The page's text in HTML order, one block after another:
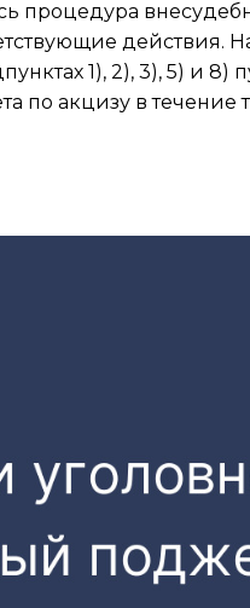
процедура
действия.
1), 2), 3), 5) и 8)
по акцизу в течение